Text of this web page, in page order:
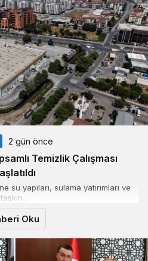
2 gün önce
Temizlik Çalışması
su yapıları, sulama yatırımları ve
taşkın...
Oku